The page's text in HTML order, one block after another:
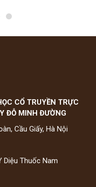
CỔ TRUYỀN TRỰC
ĐỖ MINH ĐƯỜNG
Cầu Giấy, Hà Nội
Diệu Thuốc Nam